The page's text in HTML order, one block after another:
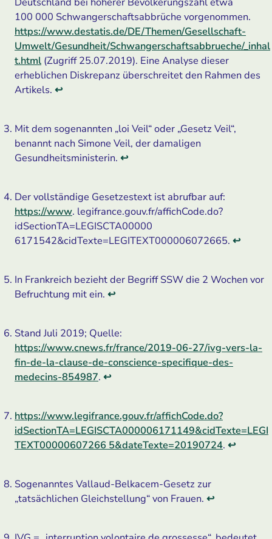
100 000 Schwangerschaftsabbrüche vorgenommen.
https://www.destatis.de/DE/Themen/Gesellschaft-
Umwelt/Gesundheit/Schwangerschaftsabbrueche/_inhal
t.html (Zugriff 25.07.2019). Eine Analyse dieser
erheblichen Diskrepanz überschreitet den Rahmen des
Artikels. ↩
Mit dem sogenannten „loi Veil“ oder „Gesetz Veil“,
benannt nach Simone Veil, der damaligen
Gesundheitsministerin. ↩
Der vollständige Gesetzestext ist abrufbar auf: ­
https://www. legifrance.gouv.fr/affichCode.do?
idSectionTA=LEGISCTA00000
6171542&cidTexte=LEGITEXT000006072665. ↩
In Frankreich bezieht der Begriff SSW die 2 Wochen vor
Befruchtung mit ein. ↩
Stand Juli 2019; Quelle:
https://www.cnews.fr/france/2019-06-27/ivg-vers-la-
fin-de-la-clause-de-conscience-specifique-des-
medecins-854987. ↩
https://www.legifrance.gouv.fr/affichCode.do?
idSectionTA=LEGISCTA000006171149&cidTexte=LEGI
TEXT00000607266 5&dateTexte=20190724. ↩
Sogenanntes Vallaud-Belkacem-Gesetz zur
„tatsächlichen Gleich­stellung“ von Frauen. ↩